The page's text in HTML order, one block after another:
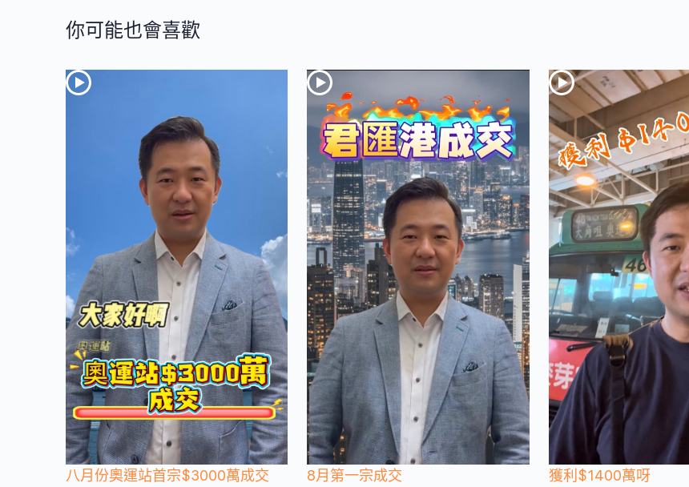
你可能也會喜歡
八月份奧運站首宗$3000萬成交 8月第一宗成交 獲利$1400萬呀